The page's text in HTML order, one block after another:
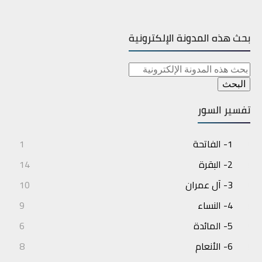
بحث هذه المدونة الإلكترونية
تفسير السور
1- الفاتحة
1
2- البقرة
14
3- آل عمران
10
4- النساء
9
5- المائدة
6
6- الأنعام
8